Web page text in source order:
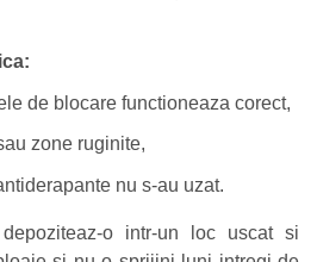
de blocare functioneaza corect,
zone ruginite,
nu s-au uzat.
o intr-un loc uscat si